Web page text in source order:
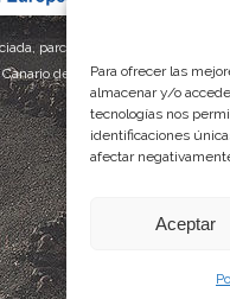
Para ofrecer las
almacenar y/o
tecnologías nos
identificaciones
afectar
Aceptar
parcialmente, por el Gobierno
de Calidad Agroalimentaria